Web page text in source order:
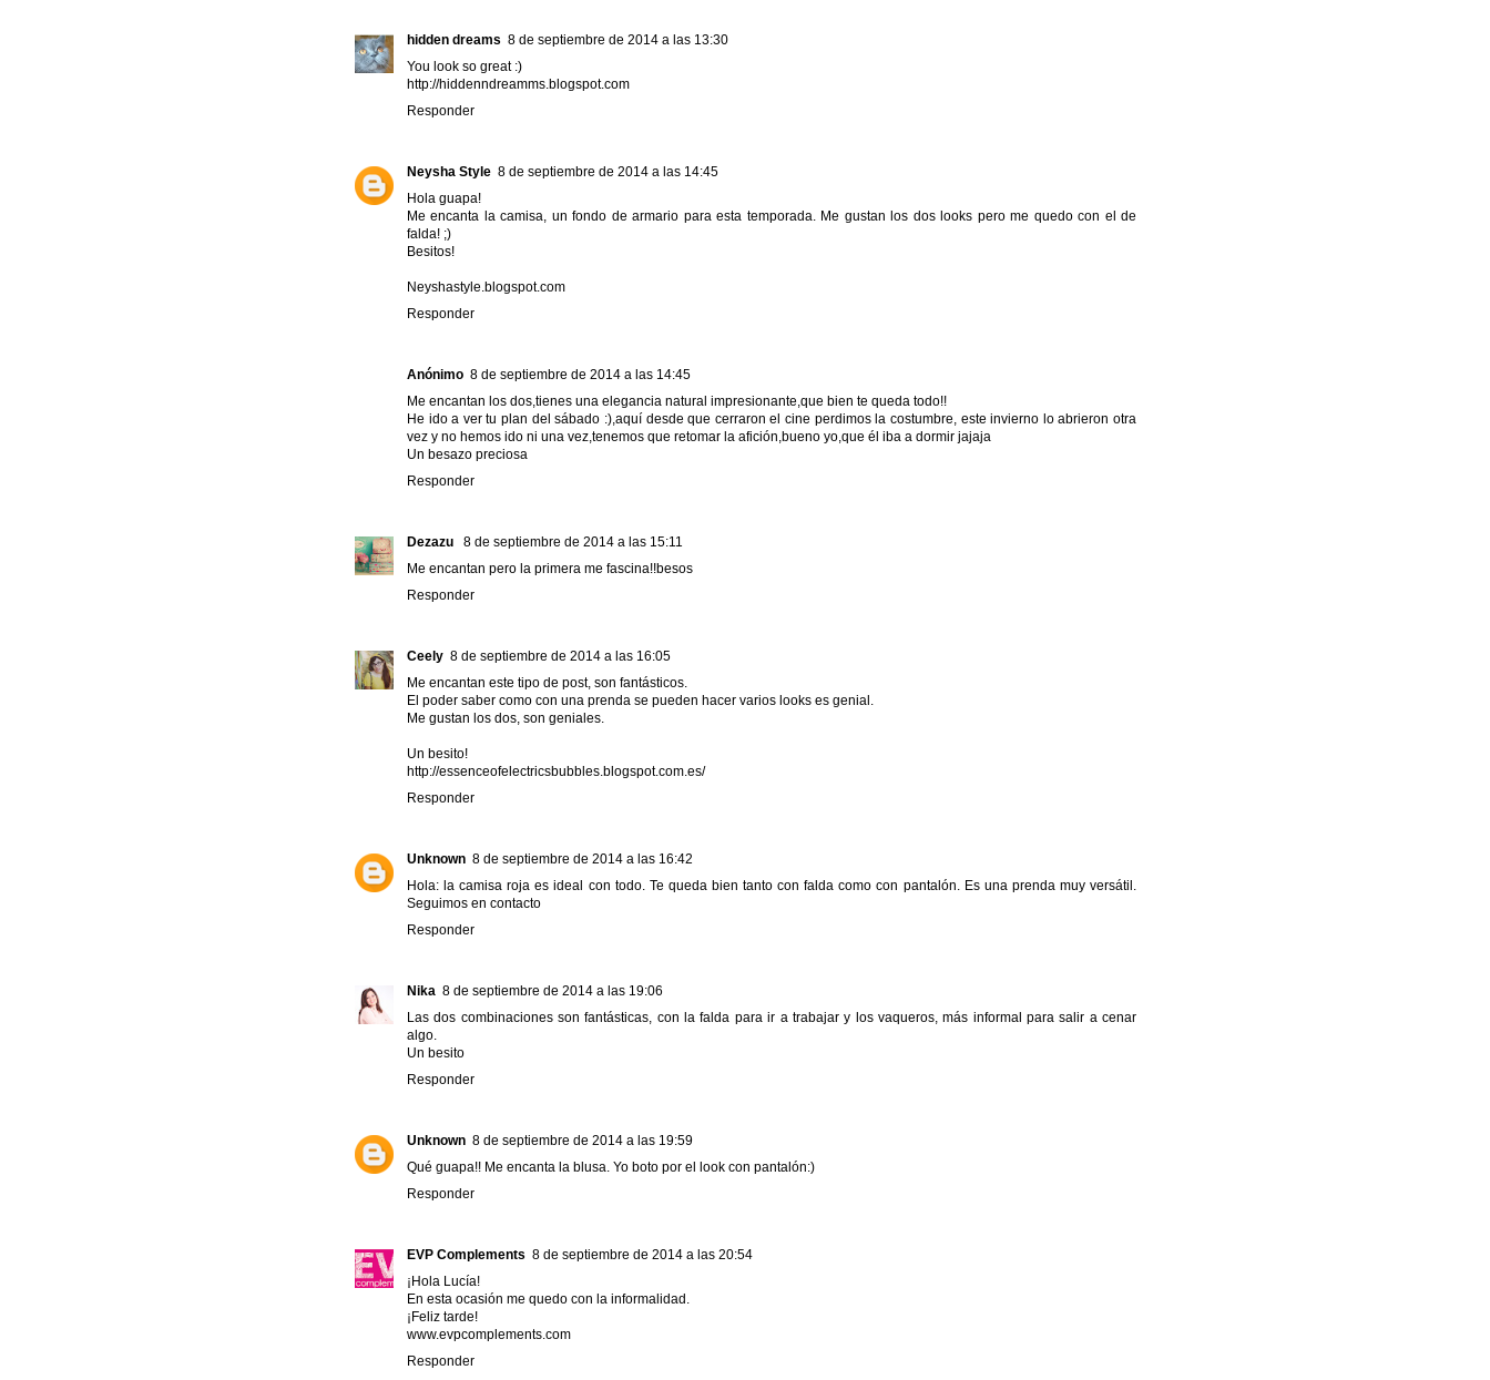
hidden dreams 8 de septiembre de 2014 a las 13:30
You look so great :)
http://hiddenndreamms.blogspot.com
Responder
Neysha Style 8 de septiembre de 2014 a las 14:45
Hola guapa!
Me encanta la camisa, un fondo de armario para esta temporada. Me gustan los dos looks pero me quedo con el de
falda! ;)
Besitos!
Neyshastyle.blogspot.com
Responder
Anónimo 8 de septiembre de 2014 a las 14:45
Me encantan los dos,tienes una elegancia natural impresionante,que bien te queda todo!!
He ido a ver tu plan del sábado :),aquí desde que cerraron el cine perdimos la costumbre, este invierno lo abrieron otra
vez y no hemos ido ni una vez,tenemos que retomar la afición,bueno yo,que él iba a dormir jajaja
Un besazo preciosa
Responder
Dezazu
8 de septiembre de 2014 a las 15:11
Me encantan pero la primera me fascina!!besos
Responder
Ceely 8 de septiembre de 2014 a las 16:05
Me encantan este tipo de post, son fantásticos.
El poder saber como con una prenda se pueden hacer varios looks es genial.
Me gustan los dos, son geniales.
Un besito!
http://essenceofelectricsbubbles.blogspot.com.es/
Responder
Unknown 8 de septiembre de 2014 a las 16:42
Hola: la camisa roja es ideal con todo. Te queda bien tanto con falda como con pantalón. Es una prenda muy versátil.
Seguimos en contacto
Responder
Nika 8 de septiembre de 2014 a las 19:06
Las dos combinaciones son fantásticas, con la falda para ir a trabajar y los vaqueros, más informal para salir a cenar
algo.
Un besito
Responder
Unknown 8 de septiembre de 2014 a las 19:59
Qué guapa!! Me encanta la blusa. Yo boto por el look con pantalón:)
Responder
EVP Complements 8 de septiembre de 2014 a las 20:54
¡Hola Lucía!
En esta ocasión me quedo con la informalidad.
¡Feliz tarde!
www.evpcomplements.com
Responder